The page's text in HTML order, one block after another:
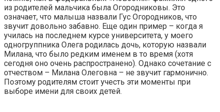
из родителей мальчика была Огородниковы. Это
означает, что малыша назвали Гус Огородников, что
звучит довольно забавно. Еще один пример – когда я
училась на последнем курсе университета, у моего
одногруппника Олега родилась дочь, которую назвали
Милана, что было редким именем в то время (хотя
сегодня оно очень распространено). Однако сочетание с
отчеством – Милана Олеговна – не звучит гармонично.
Поэтому родителям стоит учесть эти моменты при
выборе имени для своих детей.